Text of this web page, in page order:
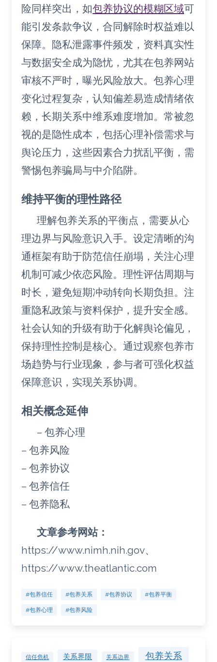
险同样突出，如包养协议的模糊区域可
能引发条款争议，合同解除时权益难以
保障。隐私泄露事件频发，资料真实性
与数据安全成为隐忧，尤其在包养网站
审核不严时，曝光风险放大。包养心理
变化过程复杂，认知偏差易造成情绪依
赖，长期关系中维系难度增加。常被忽
视的是隐性成本，包括心理补偿需求与
舆论压力，这些因素合力扰乱平衡，需
警惕包养骗局与中介陷阱。
维持平衡的理性路径
理解包养关系的平衡点，需要从心
理边界与风险意识入手。设定清晰的沟
通框架有助于防范信任崩塌，关注心理
机制可减少依恋风险。理性评估周期与
时长，避免短期冲动转向长期负担。注
重隐私政策与资料保护，提升安全感。
社会认知的升级有助于化解舆论偏见，
保持理性控制是核心。通过观察包养市
场趋势与行业现象，参与者可强化权益
保障意识，实现关系协调。
相关概念延伸
– 包养心理
– 包养风险
– 包养协议
– 包养信任
– 包养隐私
文章参考网站：
https://www.nimh.nih.gov、
https://www.theatlantic.com
#包养信任 #包养关系 #包养协议 #包养平衡
#包养心理 #包养风险
信任危机 关系界限 关系边界 包养关系